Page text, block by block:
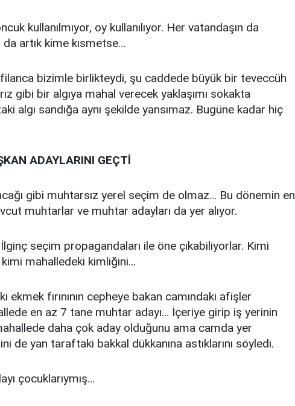
kullanılmıyor, oy kullanılıyor. Her vatandaşın da
artık kime kısmetse…
filanca bizimle birlikteydi, şu caddede büyük bir teveccüh
gibi bir algıya mahal verecek yaklaşımı sokakta
algı sandığa aynı şekilde yansımaz. Bugüne kadar hiç
ADAYLARINI GEÇTİ
gibi muhtarsız yerel seçim de olmaz… Bu dönemin en
muhtarlar ve muhtar adayları da yer alıyor.
seçim propagandaları ile öne çıkabiliyorlar. Kimi
kimi mahalledeki kimliğini…
ekmek fırınının cepheye bakan camındaki afişler
en az 7 tane muhtar adayı… İçeriye girip iş yerinin
daha çok aday olduğunu ama camda yer
de yan taraftaki bakkal dükkanına astıklarını söyledi.
çocuklarıymış…